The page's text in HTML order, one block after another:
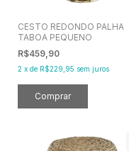
CESTO REDONDO PALHA
TABOA PEQUENO
R$459,90
2 x de R$229,95 sem juros